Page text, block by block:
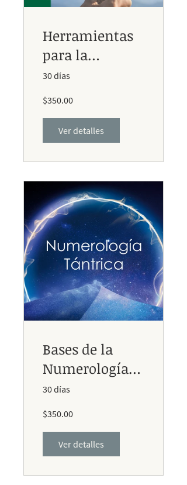
Herramientas
para la
prosperidad
30 días
$350.00
Ver detalles
Bases de la
Numerología
Tántrica
30 días
$350.00
Ver detalles